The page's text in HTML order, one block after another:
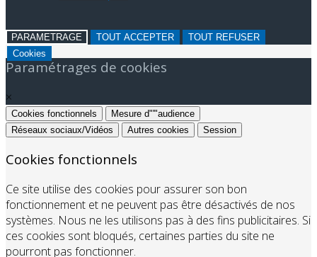
PARAMETRAGE TOUT ACCEPTER
TOUT REFUSER
Cookies
Paramétrages de cookies
×
Cookies fonctionnels
Mesure d"'"audience
Réseaux sociaux/Vidéos
Autres cookies Session
Cookies fonctionnels
Ce site utilise des cookies pour assurer son bon
fonctionnement et ne peuvent pas être désactivés de nos
systèmes. Nous ne les utilisons pas à des fins publicitaires. Si
ces cookies sont bloqués, certaines parties du site ne
pourront pas fonctionner.